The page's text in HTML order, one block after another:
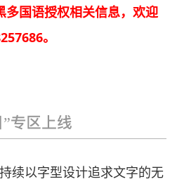
多国语授权相关信息，欢迎
。
专区上线
续以字型设计追求文字的无